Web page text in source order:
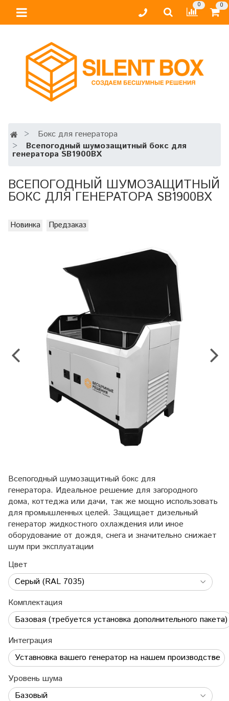
0 0
Бокс для генератора
Всепогодный шумозащитный бокс для
генератора SB1900BX
ВСЕПОГОДНЫЙ ШУМОЗАЩИТНЫЙ
БОКС ДЛЯ ГЕНЕРАТОРА SB1900BX
Новинка Предзаказ
Всепогодный шумозащитный бокс для
генератора. Идеальное решение для загородного
дома, коттеджа или дачи, так же мощно использовать
для промышленных целей. Защищает дизельный
генератор жидкостного охлаждения или иное
оборудование от дождя, снега и значительно снижает
шум при эксплуатации
Цвет
Комплектация
Интеграция
Уровень шума